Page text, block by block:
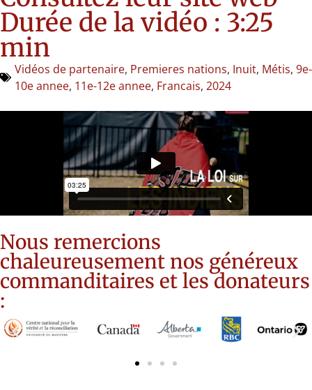
Durée de la vidéo : 3:25
min
Vidéos de partenaire, Premieres nations, Inuit, Métis, 9e-
10e annee, 11e-12e annee, Francais, 2024
Nous remercions
chaleureusement nos généreux
commanditaires et les donateurs
: